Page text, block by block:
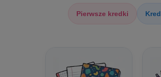
Pierwsze kredki